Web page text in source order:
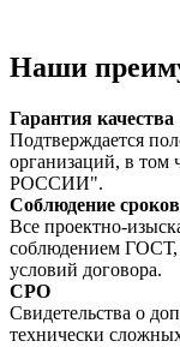
Наши
Гарантия качества
Подтверждается
организаций, в
РОССИИ".
Соблюдение
Все проектно-
соблюдением ГОСТ,
условий договора.
СРО
Свидетельства о
технически